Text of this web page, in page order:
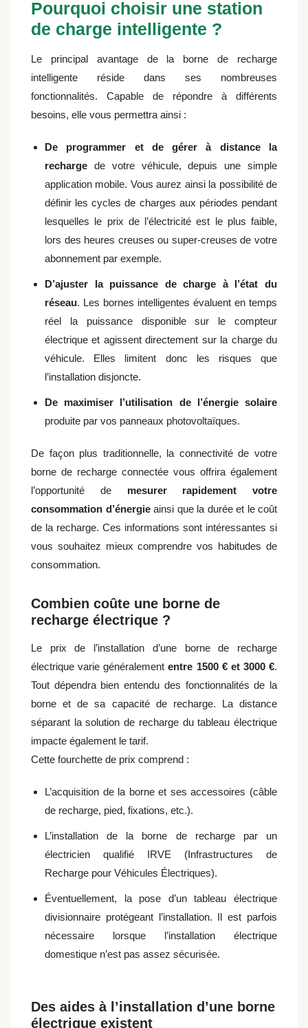
Pourquoi choisir une station
de charge intelligente ?
Le principal avantage de la borne de recharge
intelligente réside dans ses nombreuses
fonctionnalités. Capable de répondre à différents
besoins, elle vous permettra ainsi :
De programmer et de gérer à distance la
recharge de votre véhicule, depuis une simple
application mobile. Vous aurez ainsi la possibilité de
définir les cycles de charges aux périodes pendant
lesquelles le prix de l’électricité est le plus faible,
lors des heures creuses ou super-creuses de votre
abonnement par exemple.
D’ajuster la puissance de charge à l’état du
réseau. Les bornes intelligentes évaluent en temps
réel la puissance disponible sur le compteur
électrique et agissent directement sur la charge du
véhicule. Elles limitent donc les risques que
l’installation disjoncte.
De maximiser l’utilisation de l’énergie solaire
produite par vos panneaux photovoltaïques.
De façon plus traditionnelle, la connectivité de votre
borne de recharge connectée vous offrira également
l’opportunité de mesurer rapidement votre
consommation d’énergie ainsi que la durée et le coût
de la recharge. Ces informations sont intéressantes si
vous souhaitez mieux comprendre vos habitudes de
consommation.
Combien coûte une borne de
recharge électrique ?
Le prix de l’installation d’une borne de recharge
électrique varie généralemententre 1500 € et 3000 €.
Tout dépendra bien entendu des fonctionnalités de la
borne et de sa capacité de recharge. La distance
séparant la solution de recharge du tableau électrique
impacte également le tarif.
Cette fourchette de prix comprend :
L’acquisition de la borne et ses accessoires (câble
de recharge, pied, fixations, etc.).
L’installation de la borne de recharge par un
électricien qualifié IRVE (Infrastructures de
Recharge pour Véhicules Électriques).
Éventuellement, la pose d’un tableau électrique
divisionnaire protégeant l’installation. Il est parfois
nécessaire lorsque l’installation électrique
domestique n’est pas assez sécurisée.
Des aides à l’installation d’une borne
électrique existent